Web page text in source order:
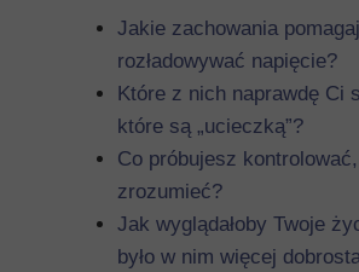
Jakie zachowania
rozładowywać napięcie?
Które z nich naprawdę Ci
które są „ucieczką”?
Co próbujesz
zrozumieć?
Jak wyglądałoby Twoje
było w nim więcej